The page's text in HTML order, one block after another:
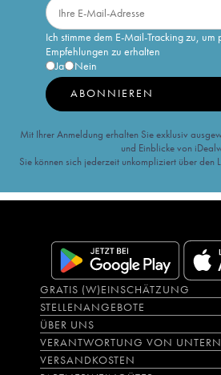
Ich stimme dem E-Mail-Tracking zu, um
Empfehlungen zu erhalten
Ja
Nein
ABONNIEREN
Mit Ihrer Anmeldung erhalten Sie exklusiv
und Einblicke von
Sie können sich jederzeit unkompliziert über den
GRATIS (W)EINSCHÄTZUNG
STELLENANGEBOTE
ÜBER UNS
VERANTWORTUNG VON
VERSANDKOSTEN